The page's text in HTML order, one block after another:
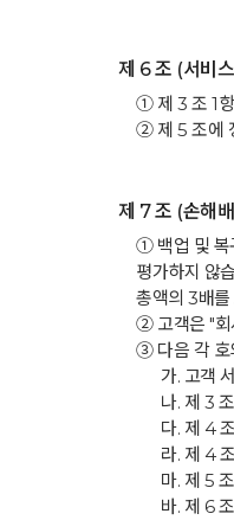
제 6 조 (서비
① 제 3 조 1항
② 제 5 조에
제 7 조 (손해
① 백업 및 복
평가하지 않
총액의 3배
② 고객은 "회
③ 다음 각 호
가. 고객 서
나. 제 3 조
다. 제 4 조
라. 제 4 조
마. 제 5 조
바. 제 6 조